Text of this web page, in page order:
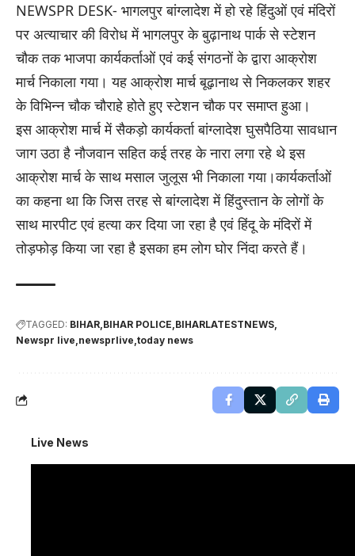
NEWSPR DESK- भागलपुर बांग्लादेश में हो रहे हिंदुओं एवं मंदिरों
पर अत्याचार की विरोध में भागलपुर के बुढ़ानाथ पार्क से स्टेशन
चौक तक भाजपा कार्यकर्ताओं एवं कई संगठनों के द्वारा आक्रोश
मार्च निकाला गया। यह आक्रोश मार्च बूढ़ानाथ से निकलकर शहर
के विभिन्न चौक चौराहे होते हुए स्टेशन चौक पर समाप्त हुआ।
इस आक्रोश मार्च में सैकड़ो कार्यकर्ता बांग्लादेश घुसपैठिया सावधान
जाग उठा है नौजवान सहित कई तरह के नारा लगा रहे थे इस
आक्रोश मार्च के साथ मसाल जुलूस भी निकाला गया।कार्यकर्ताओं
का कहना था कि जिस तरह से बांग्लादेश में हिंदुस्तान के लोगों के
साथ मारपीट एवं हत्या कर दिया जा रहा है एवं हिंदू के मंदिरों में
तोड़फोड़ किया जा रहा है इसका हम लोग घोर निंदा करते हैं।
TAGGED: BIHAR BIHAR POLICE BIHARLATESTNEWS
Newspr live newsprlive today news
Live News